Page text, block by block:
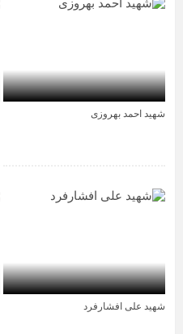
شهید احمد بهروزی
شهید علی افشارفرد